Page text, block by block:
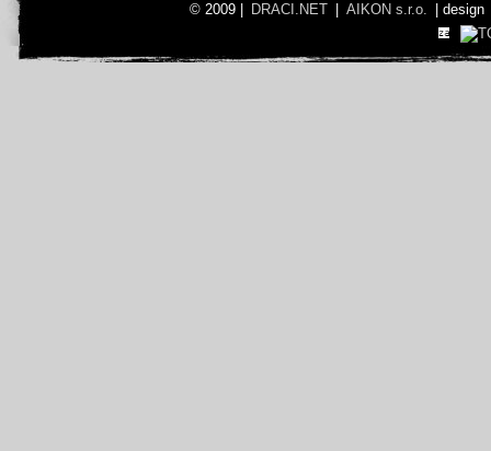
© 2009 |
DRACI.NET AIKON s.r.o. | design